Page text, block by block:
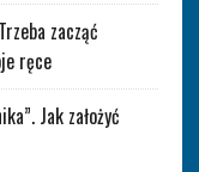
zacząć
ręce
Jak założyć